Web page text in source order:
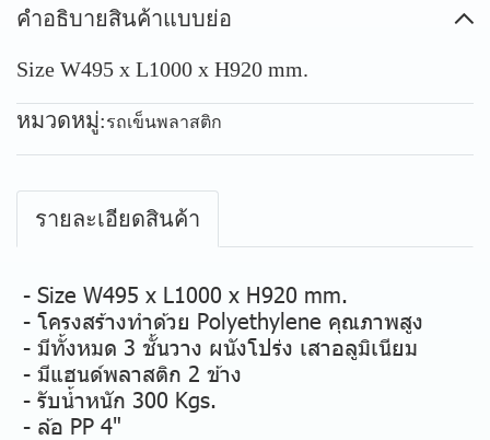
คำอธิบายสินค้าแบบย่อ
Size W495 x L1000 x H920 mm.
หมวดหมู่:รถเข็นพลาสติก
รายละเอียดสินค้า
- Size W495 x L1000 x H920 mm.
- โครงสร้างทำด้วย Polyethylene คุณภาพสูง
- มีทั้งหมด 3 ชั้นวาง ผนังโปร่ง เสาอลูมิเนียม
- มีแฮนด์พลาสติก 2 ข้าง
- รับน้ำหนัก 300 Kgs.
- ล้อ PP 4"